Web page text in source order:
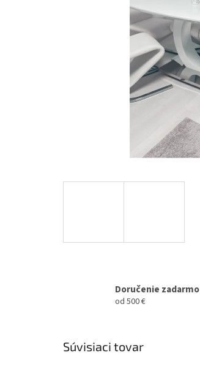
Doručenie zadarmo
od 500 €
Súvisiaci tovar